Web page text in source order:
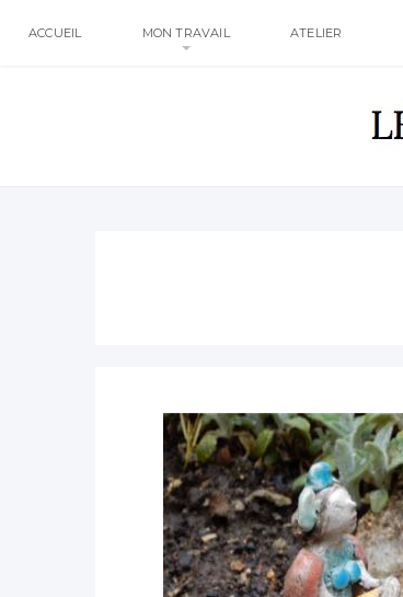
ACCUEIL MON TRAVAIL ATELIER